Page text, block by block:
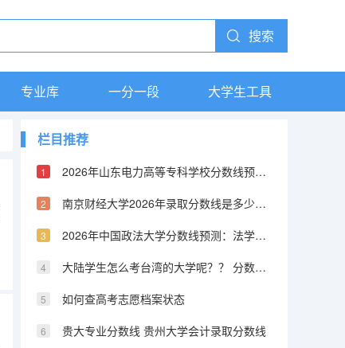
搜索
专业库 一分一段 大学生工具
栏目推荐
2026年山东电力高等专科学校分数线预测及往年分数参考
南京财经大学2026年录取分数线是多少？专业优势与就业前景全面解析
2026年中国政法大学分数线预测：法学界的黄埔军校
大陆学生怎么考台湾的大学呢？？ 分数线又是怎样的？？ 考取难度高不高？
如何查高考志愿档案状态
贵大专业分数线 贵州大学会计录取分数线